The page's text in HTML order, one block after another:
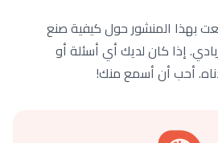
بهذا المنشور حول كيفية صنع
إذا كان لديك أي أسئلة أو
أحب أن أسمع منك!